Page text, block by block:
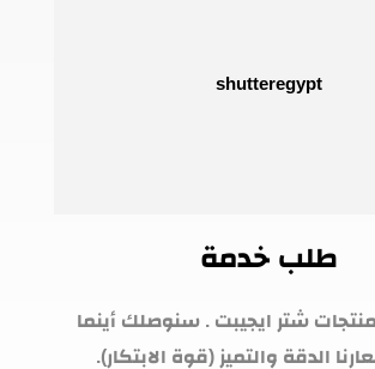
طلب خدمة
شتر ايجيبت . سنوصلك أينما
الدقة والتميز (قوة الابتكار).